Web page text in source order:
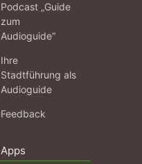
Podcast „Guide
zum
Audioguide“
Ihre
Stadtführung als
Audioguide
Feedback
Apps